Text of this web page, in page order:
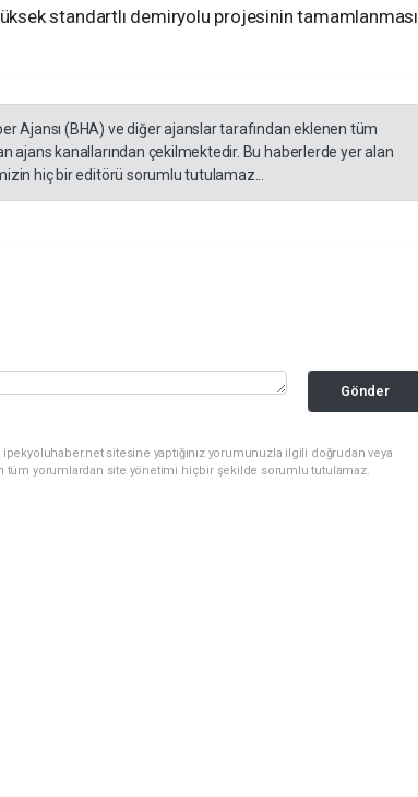
standartlı demiryolu projesinin tamamlanması
Ajansı (BHA) ve diğer ajanslar tarafından eklenen tüm
ajans kanallarından çekilmektedir. Bu haberlerde yer alan
hiç bir editörü sorumlu tutulamaz...
Gönder
sitesine yaptığınız yorumunuzla ilgili doğrudan veya
tüm yorumlardan site yönetimi hiçbir şekilde sorumlu tutulamaz.